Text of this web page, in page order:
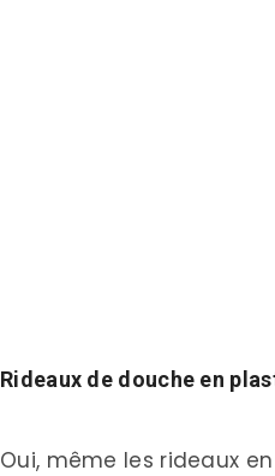
Rideaux de douche en
Oui, même les rideaux